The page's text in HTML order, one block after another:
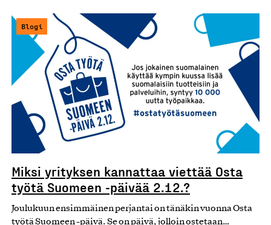
Blogi
Miksi yrityksen kannattaa viettää Osta
työtä Suomeen -päivää 2.12.?
Joulukuun ensimmäinen perjantai on tänäkin vuonna Osta
työtä Suomeen -päivä. Se on päivä, jolloin ostetaan…